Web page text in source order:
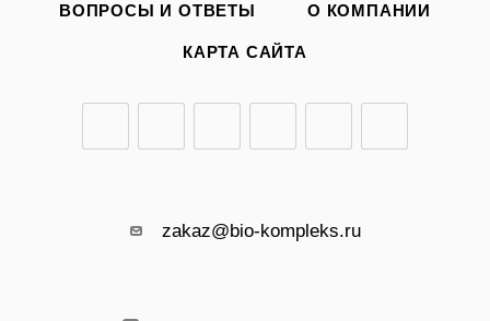
ВОПРОСЫ И ОТВЕТЫ О КОМПАНИИ
КАРТА САЙТА
zakaz@bio-kompleks.ru